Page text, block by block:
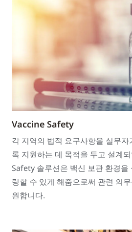
Vaccine Safety
각 지역의 법적 요구사항을 실무자
록 지원하는 데 목적을 두고 설계
Safety 솔루션은 백신 보관 환경을
링할 수 있게 해줌으로써 관련 의
원합니다.